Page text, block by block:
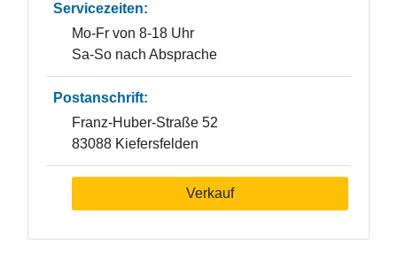
Servicezeiten:
Mo-Fr von 8-18 Uhr
Sa-So nach Absprache
Postanschrift:
Franz-Huber-Straße 52
83088 Kiefersfelden
Verkauf